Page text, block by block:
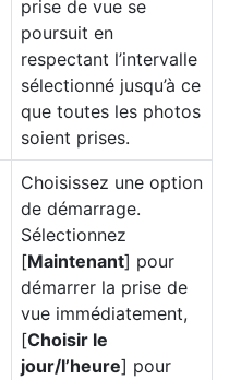
prise de vue se
poursuit en
respectant l’intervalle
sélectionné jusqu’à ce
que toutes les photos
soient prises.
Choisissez une option
de démarrage.
Sélectionnez
[Maintenant] pour
démarrer la prise de
vue immédiatement,
[Choisir le
jour/l’heure] pour